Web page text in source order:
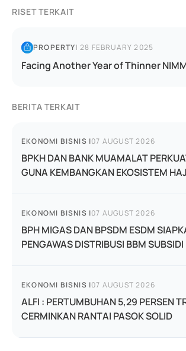
RISET TERKAIT
PROPERTY|28 FEBRUARY 2025
Facing Another Year of Thinner
BERITA TERKAIT
EKONOMI BISNIS |07 AUGUST 2026
BPKH DAN BANK MUAMALAT
GUNA KEMBANGKAN EKOSISTEM
EKONOMI BISNIS |07 AUGUST 2026
BPH MIGAS DAN BPSDM ESDM
PENGAWAS DISTRIBUSI BBM SUBSIDI
EKONOMI BISNIS |07 AUGUST 2026
ALFI : PERTUMBUHAN 5,29 PERSEN
CERMINKAN RANTAI PASOK SOLID